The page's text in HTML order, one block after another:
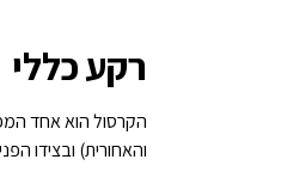
רקע כללי
הקרסול הוא אחד
והאחורית) ובצידו